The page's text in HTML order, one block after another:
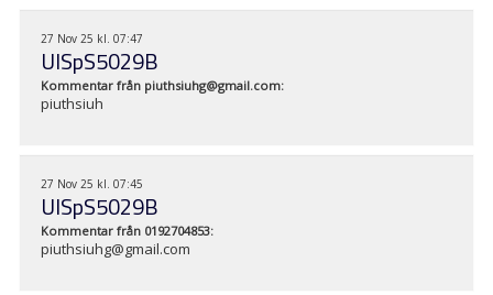
27 Nov 25 kl. 07:47
UlSpS5029B
Kommentar från piuthsiuhg@gmail.com:
piuthsiuh
27 Nov 25 kl. 07:45
UlSpS5029B
Kommentar från 0192704853:
piuthsiuhg@gmail.com